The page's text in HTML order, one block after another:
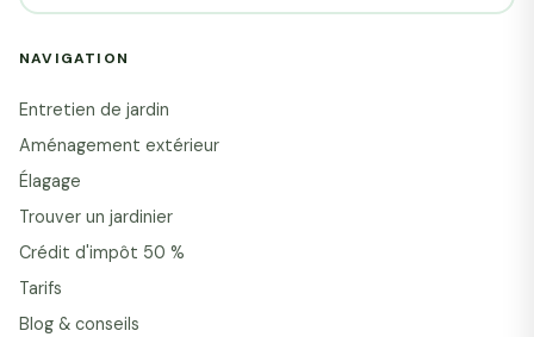
NAVIGATION
Entretien de jardin
Aménagement extérieur
Élagage
Trouver un jardinier
Crédit d'impôt 50 %
Tarifs
Blog & conseils